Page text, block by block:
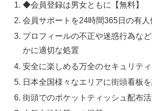
◆会員登録は男女ともに【無料】
会員サポートを24時間365日の有
プロフィールの不正や迷惑行為な
かに適切な処置
安全に楽しめる万全のセキュリティ
日本全国様々なエリアに街頭看板を
街頭でのポケットティッシュ配布